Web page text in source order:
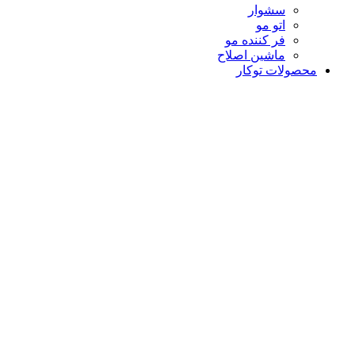
سشوار
اتو مو
فر کننده مو
ماشین اصلاح
محصولات توکار